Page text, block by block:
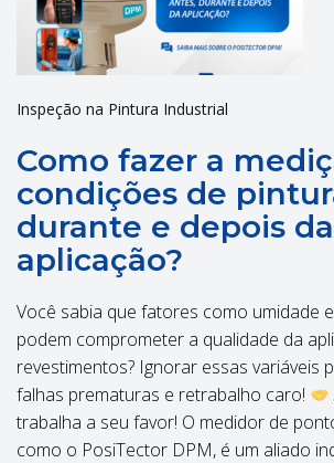
Inspeção na Pintura Industrial
Como fazer a
condições de
durante e depois da
aplicação?
Você sabia que fatores como umidade
podem comprometer a qualidade da
revestimentos? Ignorar essas variáveis
falhas prematuras e retrabalho caro!
trabalha a seu favor! O medidor de
como o PosiTector DPM, é um aliado